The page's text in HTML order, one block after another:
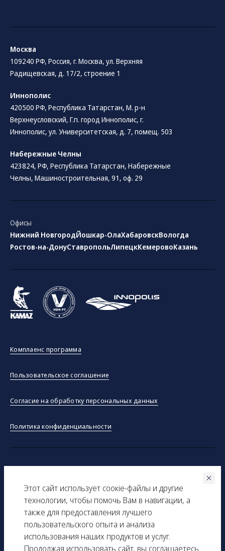
Этот сайт использует соокіe-файлы и другие
технологии, чтобы помочь Вам в навигации, а
также для предоставления лучшего
пользовательского опыта и анализа
использования наших продуктов и услуг.
Продолжая использовать сайт, вы соглашаетесь
Москва
109240 РФ, Россия, г. Москва, ул. Верхняя
Радищевская, д. 17/2, строение 1
Иннополис
420500 РФ, Республика Татарстан, М. р-н
Верхнеусловский, Г.п. город Иннополис, г.
Иннополис, ул. Университетская, д. 7, помещ. 503
Набережные Челны
423824, РФ, Республика Татарстан​, Набережные
Челны, Машиностроительная, 91, оф. 29
Офисы
Нижний НовгородЙошкар-ОлаХабаровскВологда
Ростов-на-ДонуСтавропольЛипецкКемеровоКазань
Комплаенс программа
Пользовательское соглашение
Согласие на обработку персональных данных
Политика конфиденциальности
Вся представленная на сайте информация, касающаяся
технических характеристик, наличия на складе, стоимости
товаров, носит информационный характер и ни при каких
условиях не является публичной офертой, определяемой
положениями Статьи 437(2) Гражданского кодекса РФ.